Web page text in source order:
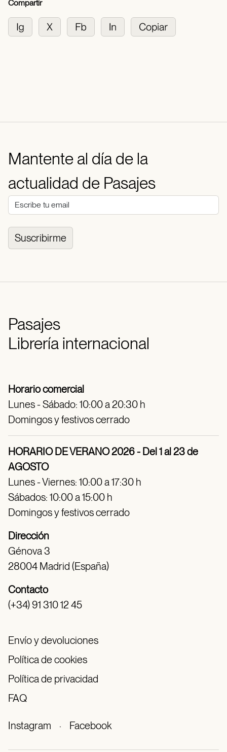
Compartir
Mantente al día de la
actualidad de Pasajes
Suscribirme
Pasajes
Librería internacional
Horario comercial
Lunes - Sábado: 10:00 a 20:30 h
Domingos y festivos cerrado
HORARIO DE VERANO 2026 - Del 1 al 23 de
AGOSTO
Lunes - Viernes: 10:00 a 17:30 h
Sábados: 10:00 a 15:00 h
Domingos y festivos cerrado
Dirección
Génova 3
28004 Madrid (España)
Contacto
(+34) 91 310 12 45
Envío y devoluciones
Política de cookies
Política de privacidad
FAQ
Instagram · Facebook